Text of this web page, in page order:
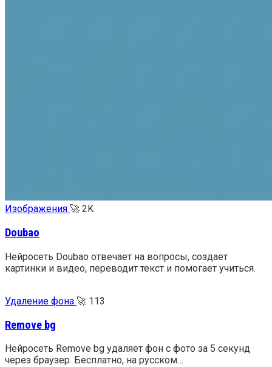
Изображения 🚀 2K
Doubao
Нейросеть Doubao отвечает на вопросы, создает
картинки и видео, переводит текст и помогает учиться.
Удаление фона 🚀 113
Remove bg
Нейросеть Remove bg удаляет фон с фото за 5 секунд
через браузер. Бесплатно, на русском…